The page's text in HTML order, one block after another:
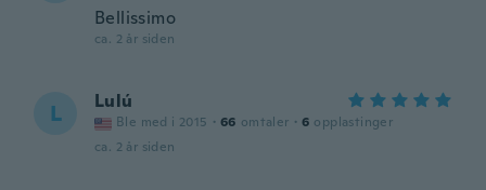
Bellissimo
ca. 2 år siden
L Lulú
Ble med i 2015 · 66 omtaler · 6 opplastinger
ca. 2 år siden